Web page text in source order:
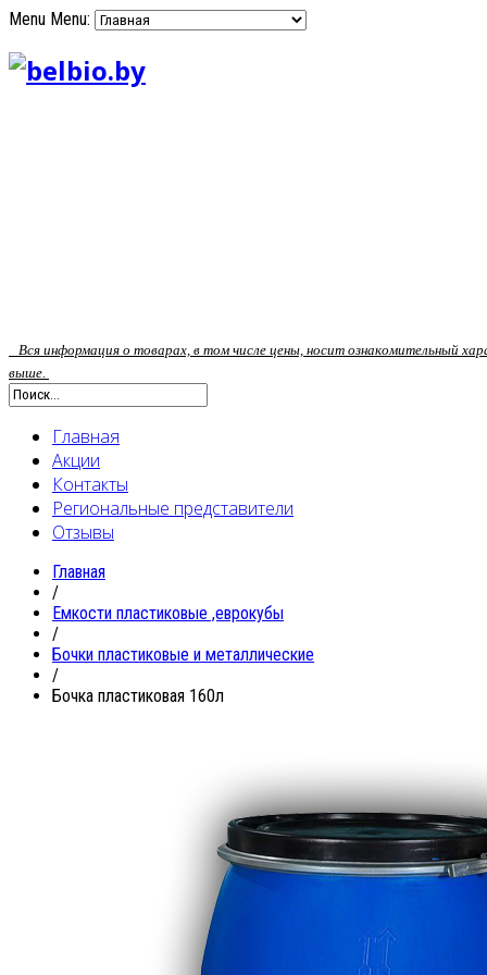
Menu Menu:
Вся информация о товарах, в том числе цены, носит ознакомительный
выше.
Главная
Акции
Контакты
Региональные представители
Отзывы
Главная
/
Емкости пластиковые ,еврокубы
/
Бочки пластиковые и металлические
/
Бочка пластиковая 160л